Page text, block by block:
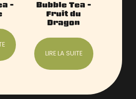
–
Bubble Tea –
Fruit du
Dragon
LIRE LA SUITE